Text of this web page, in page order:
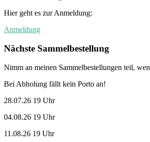
Hier geht es zur Anmeldung:
Anmeldung
Nächste Sammelbestellung
Nimm an meinen Sammelbestellungen teil,
Bei Abholung fällt kein Porto an!
28.07.26 19 Uhr
04.08.26 19 Uhr
11.08.26 19 Uhr